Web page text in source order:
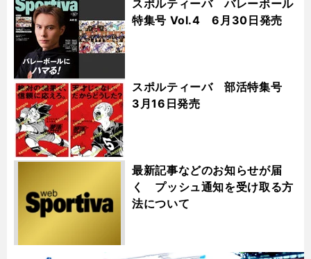
スポルティーバ バレーボール
特集号 Vol.4 6月30日発売
スポルティーバ 部活特集号
3月16日発売
最新記事などのお知らせが届
く プッシュ通知を受け取る方
法について